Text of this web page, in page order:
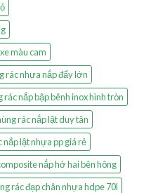
màu cam
rác nhựa nắp đẩy lớn
rác nắp bập bênh inox hình tròn
rác nắp lật duy tân
nắp lật nhựa pp giá rẻ
nắp hở hai bên hông
rác đạp chân nhựa hdpe 70l